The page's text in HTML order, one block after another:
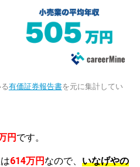
有価証券報告書を元に集計してい
円 です。
614万円 なので、 いなげやの